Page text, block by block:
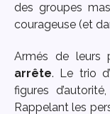
des groupes
courageuse (et
Armés de leurs
arrête. Le trio
figures
Rappelant les